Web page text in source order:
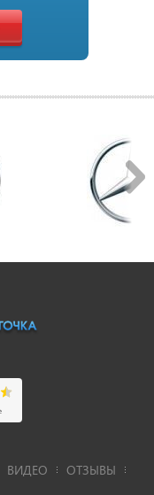
ВИДЕО ОТЗЫВЫ